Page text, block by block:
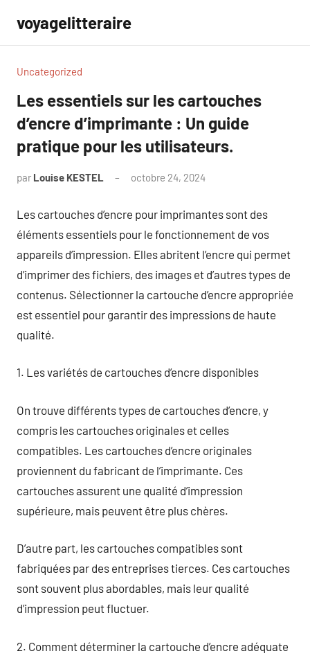
contenu
voyagelitteraire
Uncategorized
Les essentiels sur les cartouches
d’encre d’imprimante : Un guide
pratique pour les utilisateurs.
par Louise KESTEL octobre 24, 2024
Les cartouches d’encre pour imprimantes sont des
éléments essentiels pour le fonctionnement de vos
appareils d’impression. Elles abritent l’encre qui permet
d’imprimer des fichiers, des images et d’autres types de
contenus. Sélectionner la cartouche d’encre appropriée
est essentiel pour garantir des impressions de haute
qualité.
1. Les variétés de cartouches d’encre disponibles
On trouve différents types de cartouches d’encre, y
compris les cartouches originales et celles
compatibles. Les cartouches d’encre originales
proviennent du fabricant de l’imprimante. Ces
cartouches assurent une qualité d’impression
supérieure, mais peuvent être plus chères.
D’autre part, les cartouches compatibles sont
fabriquées par des entreprises tierces. Ces cartouches
sont souvent plus abordables, mais leur qualité
d’impression peut fluctuer.
2. Comment déterminer la cartouche d’encre adéquate